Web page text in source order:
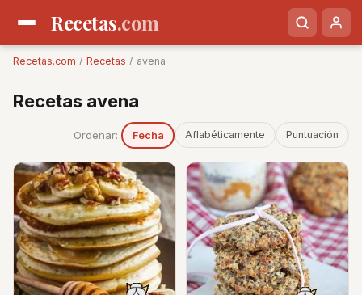
Recetas.com
Recetas.com / Recetas / avena
Recetas avena
Ordenar: Fecha Aflabéticamente Puntuación